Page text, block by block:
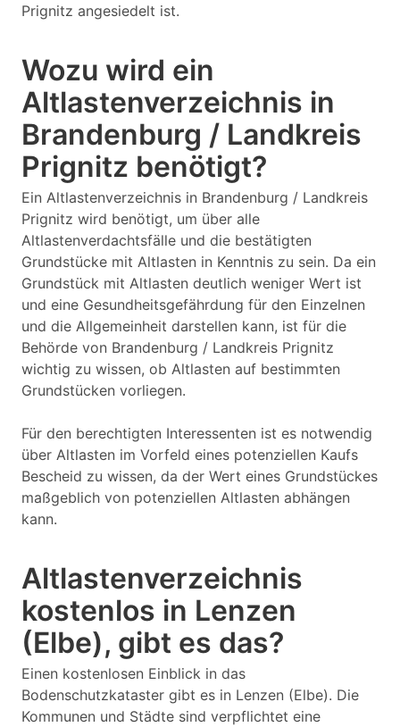
Prignitz angesiedelt ist.
Wozu wird ein
Altlastenverzeichnis in
Brandenburg / Landkreis
Prignitz benötigt?
Ein Altlastenverzeichnis in Brandenburg / Landkreis
Prignitz wird benötigt, um über alle
Altlastenverdachtsfälle und die bestätigten
Grundstücke mit Altlasten in Kenntnis zu sein. Da ein
Grundstück mit Altlasten deutlich weniger Wert ist
und eine Gesundheitsgefährdung für den Einzelnen
und die Allgemeinheit darstellen kann, ist für die
Behörde von Brandenburg / Landkreis Prignitz
wichtig zu wissen, ob Altlasten auf bestimmten
Grundstücken vorliegen.
Für den berechtigten Interessenten ist es notwendig
über Altlasten im Vorfeld eines potenziellen Kaufs
Bescheid zu wissen, da der Wert eines Grundstückes
maßgeblich von potenziellen Altlasten abhängen
kann.
Altlastenverzeichnis
kostenlos in Lenzen
(Elbe), gibt es das?
Einen kostenlosen Einblick in das
Bodenschutzkataster gibt es in Lenzen (Elbe). Die
Kommunen und Städte sind verpflichtet eine